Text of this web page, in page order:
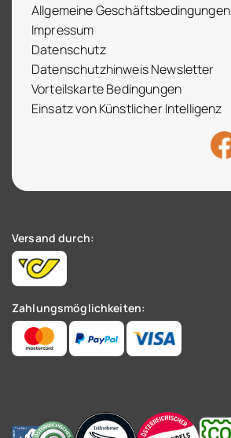
Allgemeine Geschäftsbedingungen
Impressum
Datenschutz
Datenschutzhinweis Newsletter
Vorteilskarte Bedingungen
Einsatz von Künstlicher Intelligenz
Versand durch:
Zahlungsmöglichkeiten: